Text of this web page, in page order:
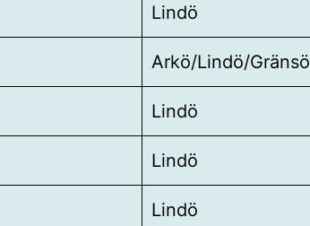
Lindö
Arkö/Lindö/Gränsö
Lindö
Lindö
Lindö